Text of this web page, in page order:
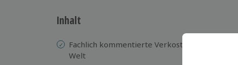
Inhalt
Fachlich kommentierte Verkostung von 6
Welt